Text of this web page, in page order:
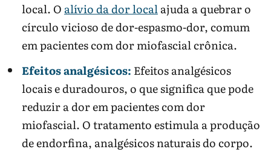
local. O alívio da dor localajuda a quebrar o
círculo vicioso de dor-espasmo-dor, comum
em pacientes com dor miofascial crônica.
Efeitos analgésicos: Efeitos analgésicos
locais e duradouros, o que significa que pode
reduzir a dor em pacientes com dor
miofascial. O tratamento estimula a produção
de endorfina, analgésicos naturais do corpo.